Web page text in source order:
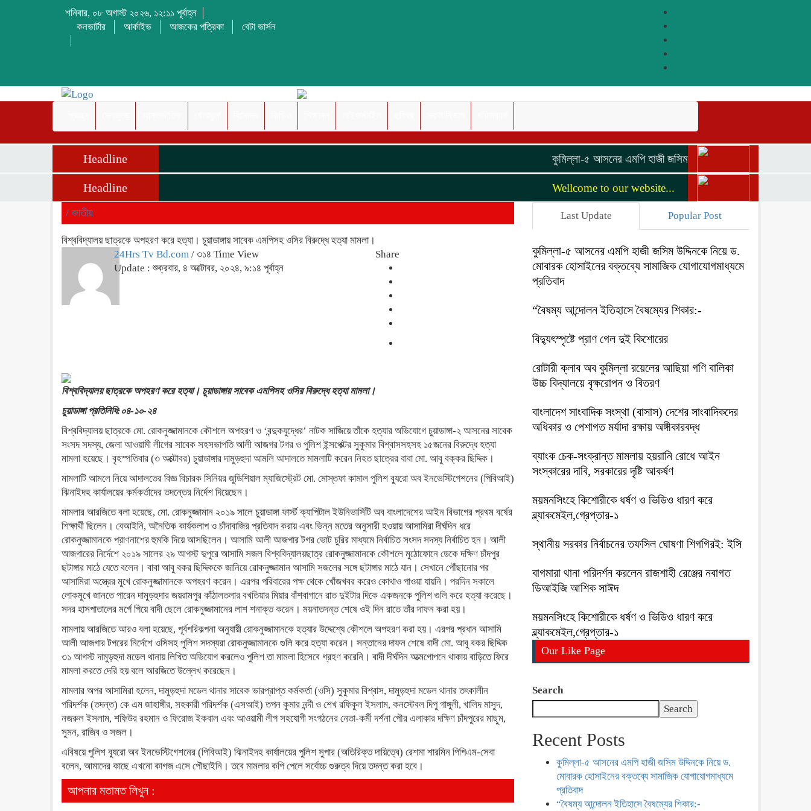
শনিবার, ০৮ অগাস্ট ২০২৬, ১২:১১ পূর্বাহ্ন
কনভার্টার
আর্কাইভ আজকের পত্রিকা বেটা ভার্সন
Headline কুমিল্লা-৫ আসনের এমপি হাজী জসিম উদ্দিনকে নিয়ে ড. মোবারক
Headline Wellcome to our website...
/ জাতীয়
বিশ্ববিদ্যালয় ছাত্রকে অপহরণ করে হত্যা। চুয়াডাঙ্গায় সাবেক এমপিসহ ওসির বিরুদ্ধে হত্যা মামলা।
24Hrs Tv Bd.com / ৩১৪ Time View
Update : শুক্রবার, ৪ অক্টোবর, ২০২৪, ৯:১৪ পূর্বাহ্ন
Share
বিশ্ববিদ্যালয় ছাত্রকে অপহরণ করে হত্যা। চুয়াডাঙ্গায় সাবেক এমপিসহ ওসির বিরুদ্ধে হত্যা মামলা।
চুয়াডাঙ্গা প্রতিনিধি:০৪-১০-২৪
বিশ্ববিদ্যালয় ছাত্রকে মো. রোকনুজ্জামানকে কৌশলে অপহরণ ও ‘বন্দুকযুদ্ধের’ নাটক সাজিয়ে তাঁকে হত্যার অভিযোগে চুয়াডাঙ্গা-২ আসনের সাবেক
সংসদ সদস্য, জেলা আওয়ামী লীগের সাবেক সহসভাপতি আলী আজগর টগর ও পুলিশ ইন্সপেক্টর সুকুমার বিশ্বাসসহসহ ১৫জনের বিরুদ্ধে হত্যা
মামলা হয়েছে। বৃহস্পতিবার (৩ অক্টোবর) চুয়াডাঙ্গার দামুড়হুদা আমলি আদালতে মামলাটি করেন নিহত ছাত্রের বাবা মো. আবু বক্কর ছিদ্দিক।
মামলাটি আমলে নিয়ে আদালতের বিজ্ঞ বিচারক সিনিয়র জুডিশিয়াল ম্যাজিস্ট্রেট মো. মোস্তফা কামাল পুলিশ ব্যুরো অব ইনভেস্টিগেশনের (পিবিআই)
ঝিনাইদহ কার্যালয়ের কর্মকর্তাদের তদন্তের নির্দেশ দিয়েছেন।
মামলার আরজিতে বলা হয়েছে, মো. রোকনুজ্জামান ২০১৯ সালে চুয়াডাঙ্গা ফার্স্ট ক্যাপিটাল ইউনিভার্সিটি অব বাংলাদেশের আইন বিভাগের প্রথম বর্ষের
শিক্ষার্থী ছিলেন। বেআইনি, অনৈতিক কার্যকলাপ ও চাঁদাবাজির প্রতিবাদ করায় এবং ভিন্ন মতের অনুসারী হওয়ায় আসামিরা দীর্ঘদিন ধরে
রোকনুজ্জামানকে প্রাণনাশের হুমকি দিয়ে আসছিলেন। আসামি আলী আজগার টগর ভোট চুরির মাধ্যমে নির্বাচিত সংসদ সদস্য নির্বাচিত হন। আলী
আজগারের নির্দেশে ২০১৯ সালের ২৯ আগস্ট দুপুরে আসামি সজল বিশ্ববিদ্যালয়ছাত্র রোকনুজ্জামানকে কৌশলে মুঠোফোনে ডেকে দক্ষিণ চাঁদপুর
ছটাঙ্গার মাঠে যেতে বলেন। বাবা আবু বকর ছিদ্দিককে জানিয়ে রোকনুজ্জামান আসামি সজলের সঙ্গে ছটাঙ্গার মাঠে যান। সেখানে পৌঁছানোর পর
আসামিরা অস্ত্রের মুখে রোকনুজ্জামানকে অপহরণ করেন। এরপর পরিবারের পক্ষ থেকে খোঁজখবর করেও কোথাও পাওয়া যায়নি। পরদিন সকালে
লোকমুখে জানতে পারেন দামুড়হুদার জয়রামপুর কাঁঠালতলার বখতিয়ার মিয়ার বাঁশবাগানে রাত দুইটার দিকে একজনকে পুলিশ গুলি করে হত্যা করেছে।
সদর হাসপাতালের মর্গে গিয়ে বাদী ছেলে রোকনুজ্জামানের লাশ শনাক্ত করেন। ময়নাতদন্ত শেষে ওই দিন রাতে তাঁর দাফন করা হয়।
মামলায় আরজিতে আরও বলা হয়েছে, পূর্বপরিকল্পনা অনুযায়ী রোকনুজ্জামানকে হত্যার উদ্দেশ্যে কৌশলে অপহরণ করা হয়। এরপর প্রধান আসামি
আলী আজগার টগরের নির্দেশে ওসিসহ পুলিশ সদস্যরা রোকনুজ্জামানকে গুলি করে হত্যা করেন। সন্তানের দাফন শেষে বাদী মো. আবু বকর ছিদ্দিক
৩১ আগস্ট দামুড়হুদা মডেল থানায় লিখিত অভিযোগ করলেও পুলিশ তা মামলা হিসেবে গ্রহণ করেনি। বাদী দীর্ঘদিন আত্মগোপনে থাকায় বাড়িতে ফিরে
মামলা করতে দেরি হয় বলে আরজিতে উল্লেখ করেছেন।
মামলার অপর আসামিরা হলেন, দামুড়হুদা মডেল থানার সাবেক ভারপ্রাপ্ত কর্মকর্তা (ওসি) সুকুমার বিশ্বাস, দামুড়হুদা মডেল থানার তৎকালীন
পরিদর্শক (তদন্ত) কে এম জাহাঙ্গীর, সহকারী পরিদর্শক (এসআই) তপন কুমার নন্দী ও শেখ রফিকুল ইসলাম, কনস্টেবল দিপু গাঙ্গুলী, খালিদ মাসুদ,
নজরুল ইসলাম, শফিউর রহমান ও ফিরোজ ইকবাল এবং আওয়ামী লীগ সহযোগী সংগঠনের নেতা-কর্মী দর্শনা পৌর এলাকার দক্ষিণ চাঁদপুরের মাছুম,
সুমন, রাজিব ও সজল।
এবিষয়ে পুলিশ ব্যুরো অব ইনভেস্টিগেশনের (পিবিআই) ঝিনাইদহ কার্যালয়ের পুলিশ সুপার (অতিরিক্ত দায়িত্বে) রেশমা শারমিন পিপিএম-সেবা
বলেন, আমাদের কাছে এখনো কাগজ এসে পৌছাইনি। তবে মামলার কপি পেলে সর্বোচ্চ গুরুত্ব দিয়ে তদন্ত করা হবে।
আপনার মতামত লিখুন :
Last Update Popular Post
কুমিল্লা-৫ আসনের এমপি হাজী জসিম উদ্দিনকে নিয়ে ড.
মোবারক হোসাইনের বক্তব্যে সামাজিক যোগাযোগমাধ্যমে
প্রতিবাদ
“বৈষম্য আন্দোলন ইতিহাসে বৈষম্যের শিকার:-
বিদ্যুৎস্পৃষ্টে প্রাণ গেল দুই কিশোরের
রোটারী ক্লাব অব কুমিল্লা রয়েলের আছিয়া গণি বালিকা
উচ্চ বিদ্যালয়ে বৃক্ষরোপন ও বিতরণ
বাংলাদেশ সাংবাদিক সংস্থা (বাসাস) দেশের সাংবাদিকদের
অধিকার ও পেশাগত মর্যাদা রক্ষায় অঙ্গীকারবদ্ধ
ব্যাংক চেক-সংক্রান্ত মামলায় হয়রানি রোধে আইন
সংস্কারের দাবি, সরকারের দৃষ্টি আকর্ষণ
ময়মনসিংহে কিশোরীকে ধর্ষণ ও ভিডিও ধারণ করে
ব্ল্যাকমেইল,গ্রেপ্তার-১
স্থানীয় সরকার নির্বাচনের তফসিল ঘোষণা শিগগিরই: ইসি
বাগমারা থানা পরিদর্শন করলেন রাজশাহী রেঞ্জের নবাগত
ডিআইজি আশিক সাঈদ
ময়মনসিংহে কিশোরীকে ধর্ষণ ও ভিডিও ধারণ করে
ব্ল্যাকমেইল,গ্রেপ্তার-১
Our Like Page
Search
Search
Recent Posts
কুমিল্লা-৫ আসনের এমপি হাজী জসিম উদ্দিনকে নিয়ে ড.
মোবারক হোসাইনের বক্তব্যে সামাজিক যোগাযোগমাধ্যমে
প্রতিবাদ
“বৈষম্য আন্দোলন ইতিহাসে বৈষম্যের শিকার:-